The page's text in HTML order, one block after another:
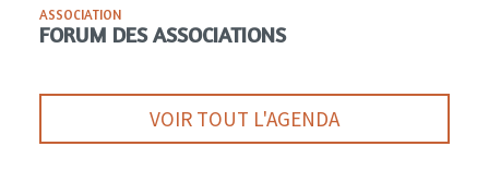
ASSOCIATION
FORUM DES ASSOCIATIONS
VOIR TOUT L'AGENDA